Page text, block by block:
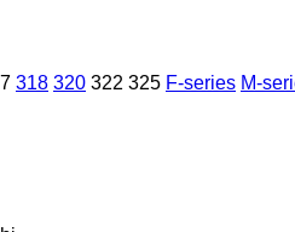
318 320 322 325 F-series M-